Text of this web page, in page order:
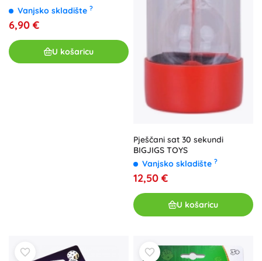
Vanjsko skladište ?
6,90 €
U košaricu
Pješčani sat 30 sekundi
BIGJIGS TOYS
Vanjsko skladište ?
12,50 €
U košaricu